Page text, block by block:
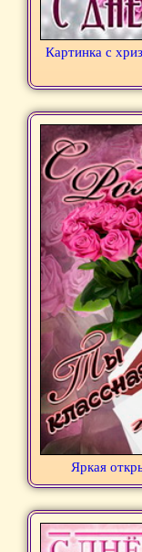
Картинка с
Яркая